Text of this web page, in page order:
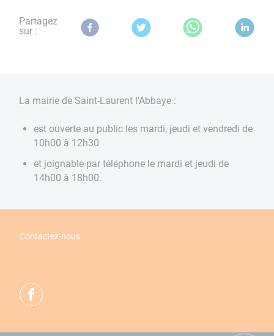
Partagez
sur :
La mairie de Saint-Laurent l'Abbaye :
est ouverte au public les mardi, jeudi et vendredi de
10h00 à 12h30
et joignable par téléphone le mardi et jeudi de
14h00 à 18h00.
Contactez-nous